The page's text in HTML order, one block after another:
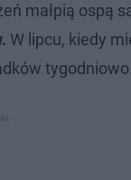
małpią ospą
W lipcu, kiedy
tygodniowo.